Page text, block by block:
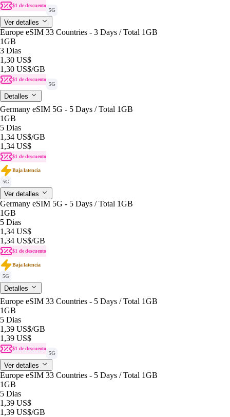
$1 de descuento
5G
Ver detalles
Europe eSIM 33 Countries - 3 Days / Total 1GB
1GB
3 Dias
1,30 US$
1,30 US$/GB
$1 de descuento
5G
Detalles
Germany eSIM 5G - 5 Days / Total 1GB
1GB
5 Dias
1,34 US$/GB
1,34 US$
$1 de descuento
Baja latencia
5G
Ver detalles
Germany eSIM 5G - 5 Days / Total 1GB
1GB
5 Dias
1,34 US$
1,34 US$/GB
$1 de descuento
Baja latencia
5G
Detalles
Europe eSIM 33 Countries - 5 Days / Total 1GB
1GB
5 Dias
1,39 US$/GB
1,39 US$
$1 de descuento
5G
Ver detalles
Europe eSIM 33 Countries - 5 Days / Total 1GB
1GB
5 Dias
1,39 US$
1,39 US$/GB